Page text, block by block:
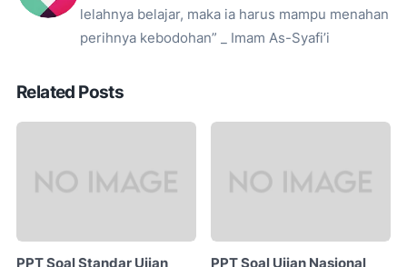
lelahnya belajar, maka ia harus mampu menahan
perihnya kebodohan” _ Imam As-Syafi’i
Related Posts
PPT Soal Standar Ujian
PPT Soal Ujian Nasional